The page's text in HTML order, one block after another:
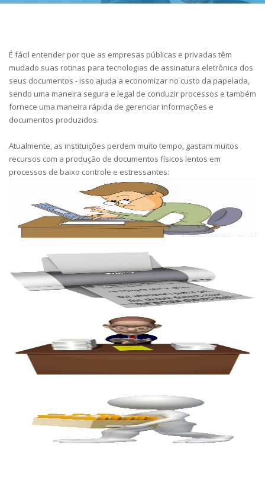
É fácil entender por que as empresas públicas e privadas têm
mudado suas rotinas para tecnologias de assinatura eletrônica dos
seus documentos - isso ajuda a economizar no custo da papelada,
sendo uma maneira segura e legal de conduzir processos e também
fornece uma maneira rápida de gerenciar informações e
documentos produzidos.
Atualmente, as instituições perdem muito tempo, gastam muitos
recursos com a produção de documentos físicos lentos em
processos de baixo controle e estressantes: